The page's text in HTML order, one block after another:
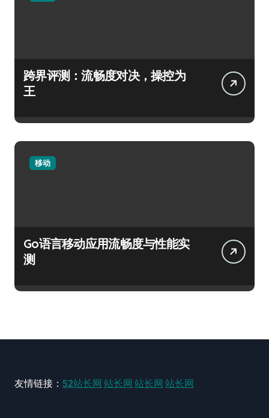
跨界评测：流畅度对决，操控为
王
移动
Go语言移动应用流畅度与性能实
测
友情链接： 52站长网 站长网 站长网 站长网